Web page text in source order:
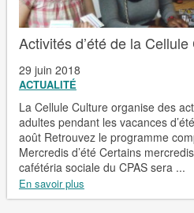
Activités d’été de la
29 juin 2018
ACTUALITÉ
La Cellule Culture organise des
adultes pendant les vacances
août Retrouvez le programme
Mercredis d’été Certains
cafétéria sociale du CPAS sera ...
En savoir plus